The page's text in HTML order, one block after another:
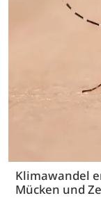
Klimawandel
Mücken und